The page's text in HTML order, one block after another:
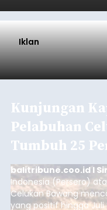
Iklan
Kunjungan
Pelabuhan
Tumbuh 25
balitribune.coo.id I
Indonesia (Persero)
Celukan Bawang
yang positif hingga Juli